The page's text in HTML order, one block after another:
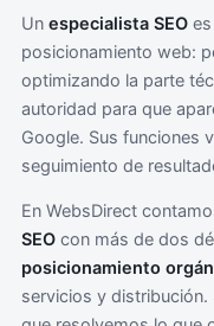
Un especialista SEO
posicionamiento web:
optimizando la parte
autoridad para que
Google. Sus funciones
seguimiento de
En WebsDirect
SEO con más de dos
posicionamiento
servicios y